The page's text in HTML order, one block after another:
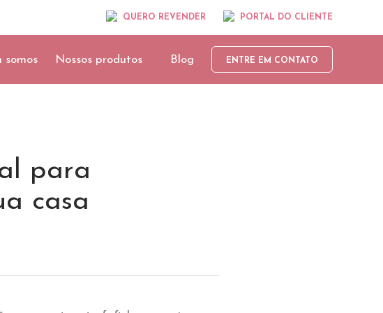
QUERO REVENDER PORTAL DO CLIENTE
somos Nossos produtos Blog ENTRE EM CONTATO
para
casa